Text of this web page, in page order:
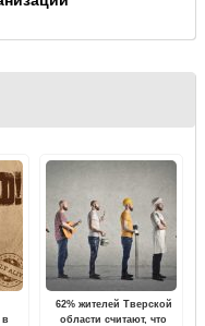
в
62% жителей Тверской
области считают, что